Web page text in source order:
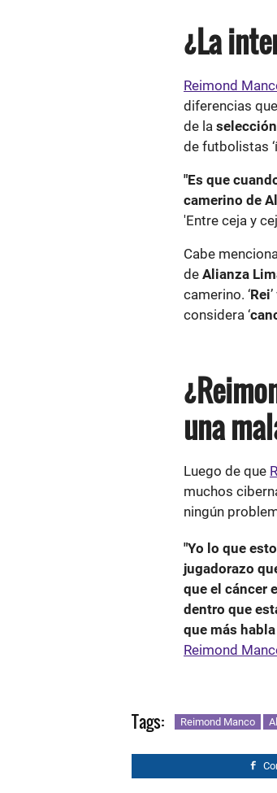
¿La
Reimond
diferencias
de la
de futbolistas
"Es que
camerino de
'Entre ceja y
Cabe
de Alianza
camerino. ‘Rei
considera ‘
una
Luego de que
muchos
ningún
"Yo lo que
jugadorazo
que el cáncer
dentro que
que más
Reimond
Tags: Reimond Manco